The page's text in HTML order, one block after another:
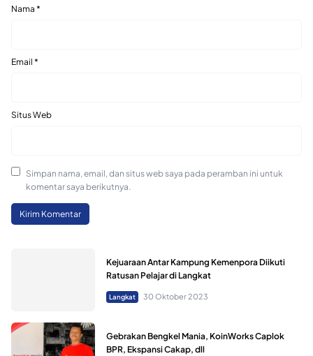
Nama *
Email *
Situs Web
Simpan nama, email, dan situs web saya pada peramban ini untuk
komentar saya berikutnya.
Kejuaraan Antar Kampung Kemenpora Diikuti
Ratusan Pelajar di Langkat
Langkat 30 Oktober 2023
Gebrakan Bengkel Mania, KoinWorks Caplok
BPR, Ekspansi Cakap, dll